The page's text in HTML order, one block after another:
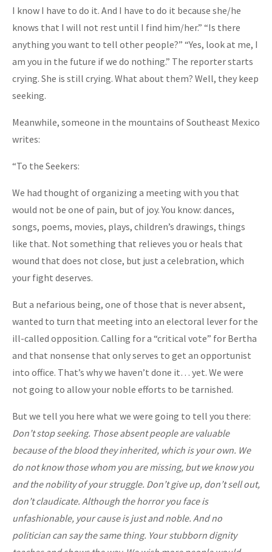
I know I have to do it. And I have to do it because she/he
knows that I will not rest until I find him/her.” “Is there
anything you want to tell other people?” “Yes, look at me, I
am you in the future if we do nothing.” The reporter starts
crying. She is still crying. What about them? Well, they keep
seeking.
Meanwhile, someone in the mountains of Southeast Mexico
writes:
“To the Seekers:
We had thought of organizing a meeting with you that
would not be one of pain, but of joy. You know: dances,
songs, poems, movies, plays, children’s drawings, things
like that. Not something that relieves you or heals that
wound that does not close, but just a celebration, which
your fight deserves.
But a nefarious being, one of those that is never absent,
wanted to turn that meeting into an electoral lever for the
ill-called opposition. Calling for a “critical vote” for Bertha
and that nonsense that only serves to get an opportunist
into office. That’s why we haven’t done it… yet. We were
not going to allow your noble efforts to be tarnished.
But we tell you here what we were going to tell you there:
Don’t stop seeking. Those absent people are valuable
because of the blood they inherited, which is your own. We
do not know those whom you are missing, but we know you
and the nobility of your struggle. Don’t give up, don’t sell out,
don’t claudicate. Although the horror you face is
unfashionable, your cause is just and noble. And no
politician can say the same thing. Your stubborn dignity